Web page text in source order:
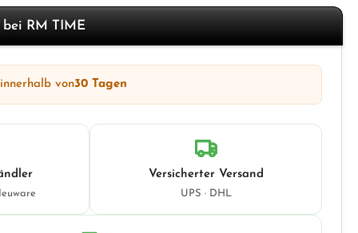
bei RM TIME
von30 Tagen
Versicherter Versand
UPS · DHL